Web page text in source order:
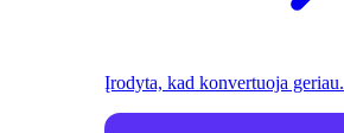
Įrodyta, kad konvertuoja geriau.